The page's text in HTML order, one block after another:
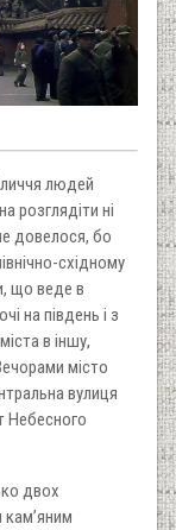
людей
розглядіти ні
довелося, бо
східному
що веде в
на південь і з
в іншу,
місто
вулиця
Небесного
двох
кам’яним